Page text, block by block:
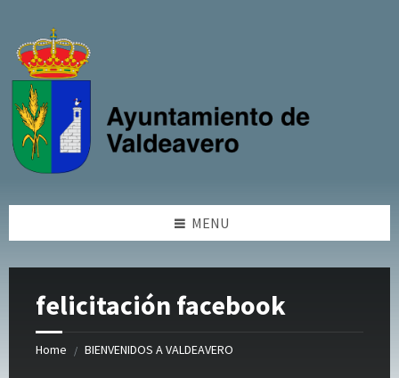
content
sidebar
footer
MENU
felicitación facebook
Home / BIENVENIDOS A VALDEAVERO